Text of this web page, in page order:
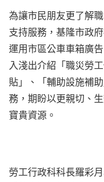
為讓市民朋友更了解
支持服務，基隆市政
運用市區公車車箱廣
入淺出介紹「職災勞
貼」、「輔助設施補
務，期盼以更親切、
寶貴資源。
勞工行政科科長羅彩